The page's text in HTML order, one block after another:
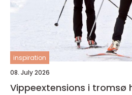
inspiration
08. July 2026
Vippeextensions i tromsø hva bør du vite før